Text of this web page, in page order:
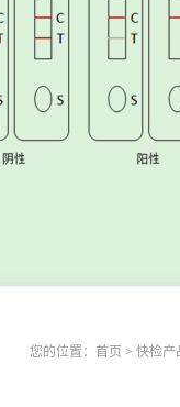
您的位置： 首页 > 快检产